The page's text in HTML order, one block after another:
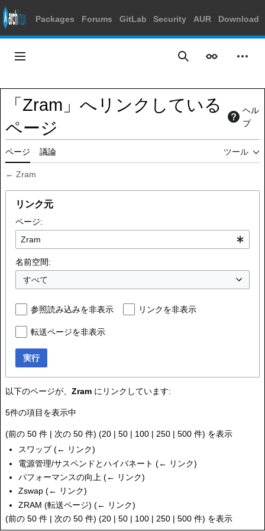
Packages Forums GitLab Security AUR Download
キ
ッ
プ
メインメニュー 検索 表示 個人
「Zram」へリンクしている
ページ
ヘル
プ
ページ 議論 ツール
← Zram
リンク元
ページ:
名前空間:
すべて
参照読み込みを非表示 リンクを非表示
転送ページを非表示
実行
以下のページが、 Zram にリンクしています:
5件の項目を表示中
(前の 50 件 | 次の 50 件) (20 | 50 | 100 | 250 | 500 件) を表示
スワップ (← リンク)
電源管理/サスペンドとハイバネート (← リンク)
パフォーマンスの向上 (← リンク)
Zswap (← リンク)
ZRAM (転送ページ)(← リンク)
(前の 50 件 | 次の 50 件) (20 | 50 | 100 | 250 | 500 件) を表示